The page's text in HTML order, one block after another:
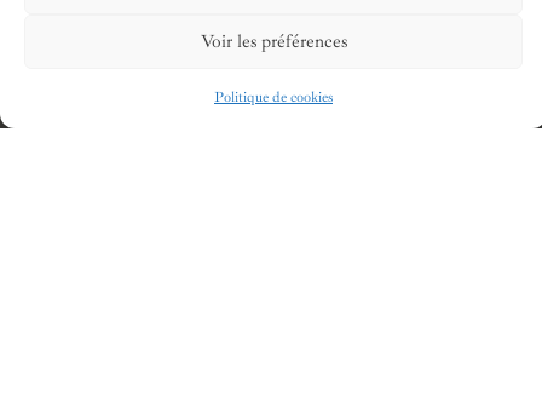
Voir les préférences
Politique de cookies